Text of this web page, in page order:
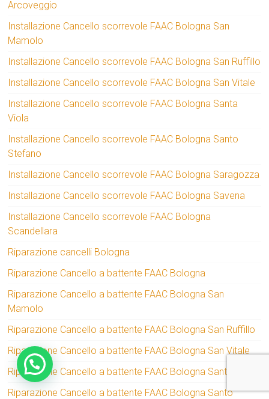
Arcoveggio
Installazione Cancello scorrevole FAAC Bologna San
Mamolo
Installazione Cancello scorrevole FAAC Bologna San Ruffillo
Installazione Cancello scorrevole FAAC Bologna San Vitale
Installazione Cancello scorrevole FAAC Bologna Santa
Viola
Installazione Cancello scorrevole FAAC Bologna Santo
Stefano
Installazione Cancello scorrevole FAAC Bologna Saragozza
Installazione Cancello scorrevole FAAC Bologna Savena
Installazione Cancello scorrevole FAAC Bologna
Scandellara
Riparazione cancelli Bologna
Riparazione Cancello a battente FAAC Bologna
Riparazione Cancello a battente FAAC Bologna San
Mamolo
Riparazione Cancello a battente FAAC Bologna San Ruffillo
Riparazione Cancello a battente FAAC Bologna San Vitale
Riparazione Cancello a battente FAAC Bologna Santa Viola
Riparazione Cancello a battente FAAC Bologna Santo